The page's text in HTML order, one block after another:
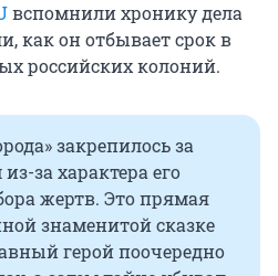
вспомнили хронику дела
как он отбывает срок в
российских колоний.
закрепилось за
за характера его
жертв. Это прямая
знаменитой сказке
герой поочередно